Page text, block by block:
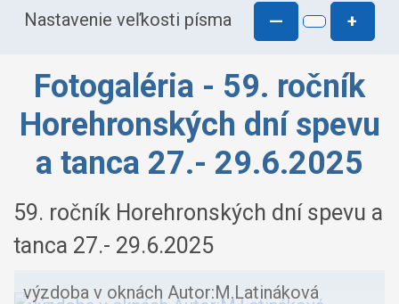
Nastavenie veľkosti písma — +
Fotogaléria - 59. ročník
Horehronských dní spevu
a tanca 27.- 29.6.2025
59. ročník Horehronských dní spevu a
tanca 27.- 29.6.2025
výzdoba v oknách Autor:M.Latináková